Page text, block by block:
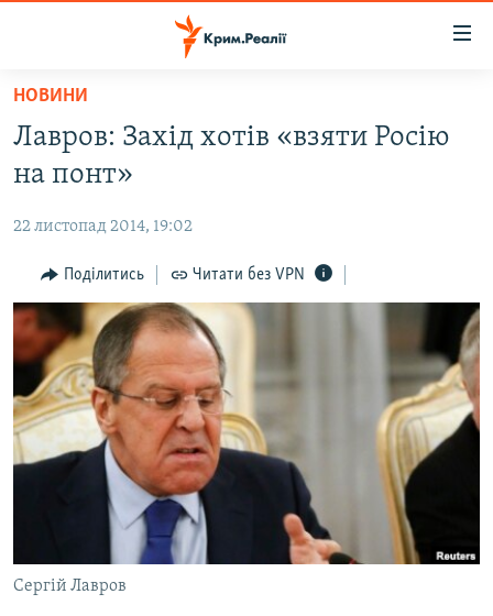
Перейти
основного
матеріалу
до
навігації
Перейти
до
пошуку
ВОДА.КРИМ
ПОЛІТИКА
БЛОГИ
ПОГЛЯД
ІНТЕРВ'Ю
ВСЕ ЗА ДЕНЬ
СПЕЦПРОЕКТИ
ДЕПОРТАЦІЯ
ВІДЕОУРОКИ «ELIFBE»
СВІДЧЕННЯ ОКУПАЦІЇ
УКРАЇНСЬКА ПРОБЛЕМА КРИМУ
ЯК ОБІЙТИ БЛОКУВАННЯ
Qırımtatar
НОВИНИ
Лавров: Захід хотів «взяти Росію
на понт»
22 листопад 2014, 19:02
Поділитись Читати без VPN
Сергій Лавров